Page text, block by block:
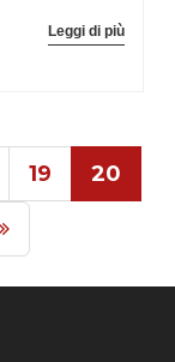
Leggi di più
19 20